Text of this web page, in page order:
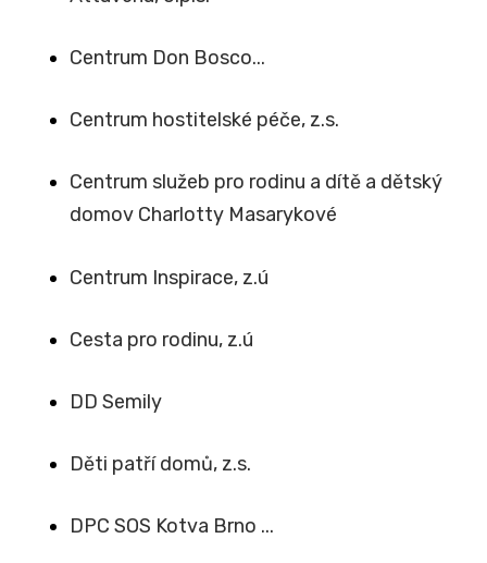
Centrum Don Bosco...
Centrum hostitelské péče, z.s.
Centrum služeb pro rodinu a dítě a dětský
domov Charlotty Masarykové
Centrum Inspirace, z.ú
Cesta pro rodinu, z.ú
DD Semily
Děti patří domů, z.s.
DPC SOS Kotva Brno ...